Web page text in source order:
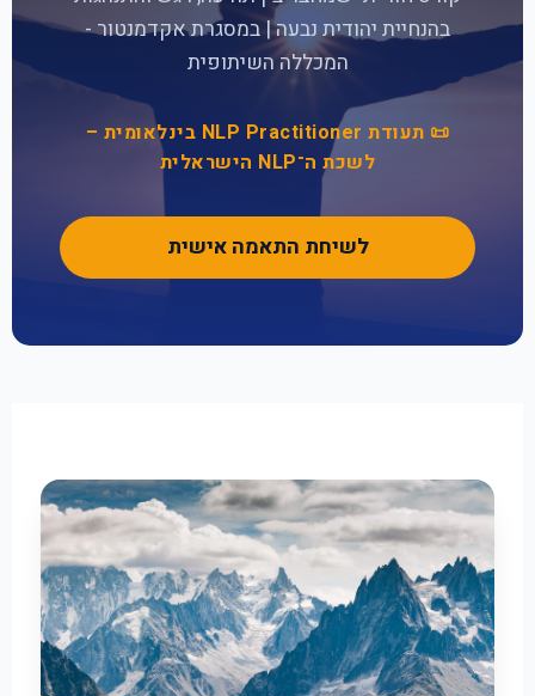
בהנחיית יהודית נבעה | במסגרת אקדמנטור -
המכללה השיתופית
📜 תעודת NLP Practitioner בינלאומית –
לשכת ה־NLP הישראלית
לשיחת התאמה אישית